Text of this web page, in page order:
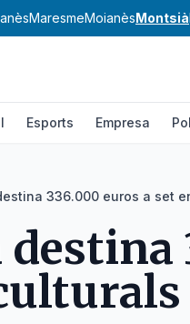
MaresmeMoianèsMontsià
Esports Empresa
336.000 euros a set